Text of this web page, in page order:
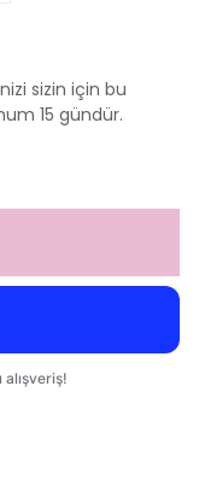
sizin için bu
15 gündür.